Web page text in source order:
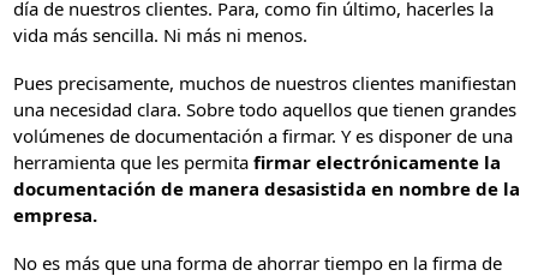
día de nuestros clientes. Para, como fin último, hacerles la
vida más sencilla. Ni más ni menos.
Pues precisamente, muchos de nuestros clientes manifiestan
una necesidad clara. Sobre todo aquellos que tienen grandes
volúmenes de documentación a firmar. Y es disponer de una
herramienta que les permitafirmar electrónicamente la
documentación de manera desasistida en nombre de la
empresa.
No es más que una forma de ahorrar tiempo en la firma de